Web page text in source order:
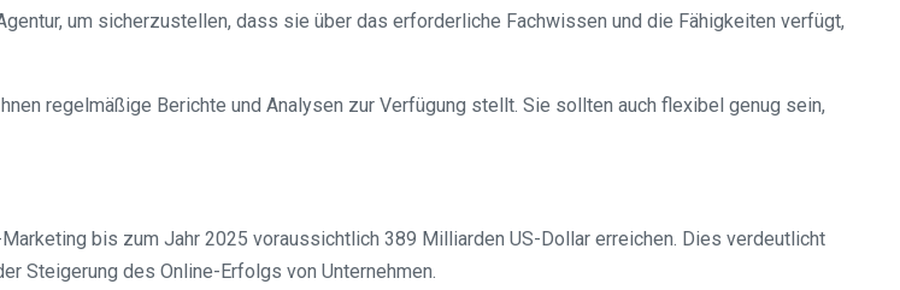
um sicherzustellen, dass sie über das erforderliche Fachwissen und die Fähigkeiten verfügt,
regelmäßige Berichte und Analysen zur Verfügung stellt. Sie sollten auch flexibel genug sein,
bis zum Jahr 2025 voraussichtlich 389 Milliarden US-Dollar erreichen. Dies verdeutlicht
Steigerung des Online-Erfolgs von Unternehmen.